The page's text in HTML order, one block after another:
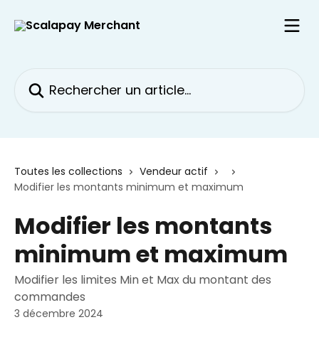
Toutes les collections
Vendeur actif
Modifier les montants minimum et maximum
Modifier les montants
minimum et maximum
Modifier les limites Min et Max du montant des
commandes
3 décembre 2024